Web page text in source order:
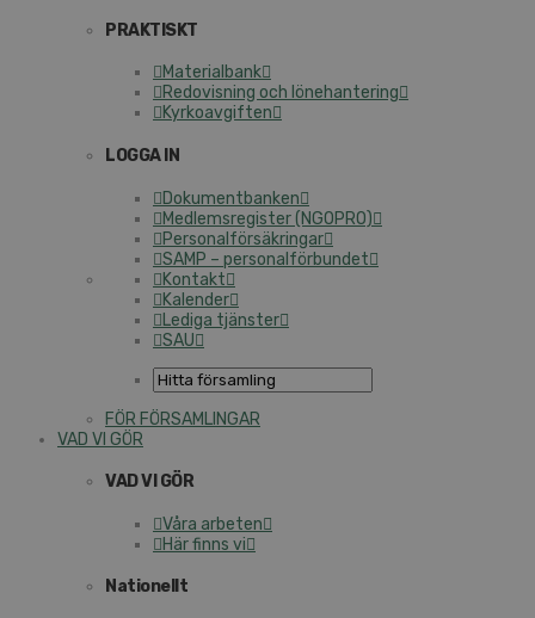
PRAKTISKT
Materialbank
Redovisning och lönehantering
Kyrkoavgiften
LOGGA IN
Dokumentbanken
Medlemsregister (NGOPRO)
Personalförsäkringar
SAMP – personalförbundet
Kontakt
Kalender
Lediga tjänster
SAU
FÖR FÖRSAMLINGAR
VAD VI GÖR
VAD VI GÖR
Våra arbeten
Här finns vi
Nationellt